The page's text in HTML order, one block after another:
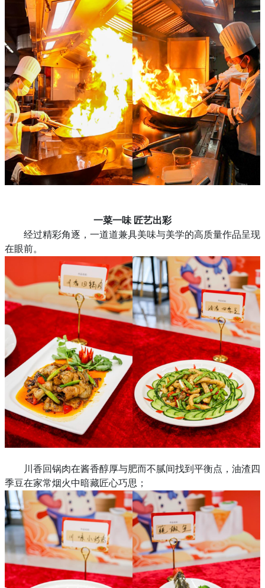
一菜一味 匠艺出彩
经过精彩角逐，一道道兼具美味与美学的高质量作品呈现
在眼前。
川香回锅肉在酱香醇厚与肥而不腻间找到平衡点，油渣四
季豆在家常烟火中暗藏匠心巧思；